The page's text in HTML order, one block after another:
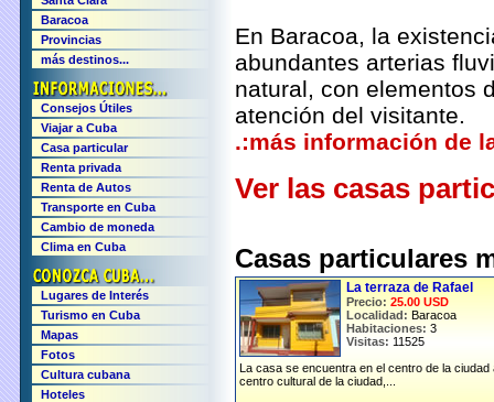
En Baracoa, la
abundantes arterias
natural, con elementos
atención del visitante.
.:más información de
Ver las casas
Casas particulares
La terraza de Rafael
Precio: 25.00 USD
Localidad: Baracoa
Habitaciones: 3
Visitas: 11525
La casa se encuentra en el centro de la
centro cultural de la ciudad,...
Baracoa
Provincias
más destinos...
Consejos Útiles
Viajar a Cuba
Casa particular
Renta privada
Renta de Autos
Transporte en Cuba
Cambio de moneda
Clima en Cuba
Lugares de Interés
Turismo en Cuba
Mapas
Fotos
Cultura cubana
Hoteles